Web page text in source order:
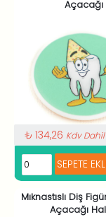
Açacağı
₺ 134,26 Kdv Dahil
Mıknastıslı Diş
Açacağı